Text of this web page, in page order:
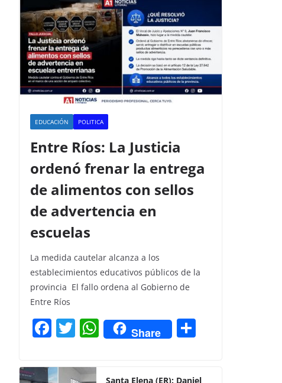
EDUCACIÓN POLITICA
Entre Ríos: La Justicia
ordenó frenar la entrega
de alimentos con sellos
de advertencia en
escuelas
La medida cautelar alcanza a los
establecimientos educativos públicos de la
provincia El fallo ordena al Gobierno de
Entre Ríos
F
c
T
itt
W
h
Share
Santa Elena (ER): Daniel